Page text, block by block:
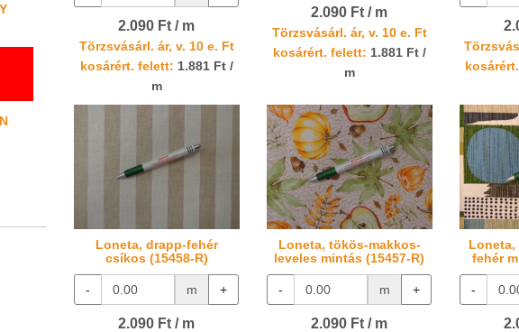
2.090 Ft / m
Törzsvásárl. ár, v. 10 e. Ft
kosárért. felett: 1.881 Ft /
m
2.090 Ft / m
Törzsvásárl. ár, v. 10 e. Ft
kosárért. felett: 1.881 Ft /
m
Loneta, drapp-fehér
csíkos (15458-R)
- m +
2.090 Ft / m
Loneta, tökös-makkos-
leveles mintás (15457-R)
- m +
2.090 Ft / m
Loneta,
fehér
-